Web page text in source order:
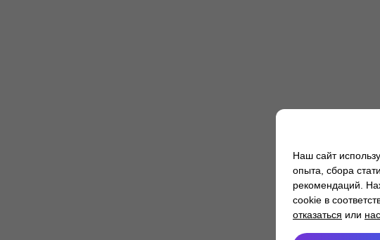
Наш сайт
опыта, сбора
рекомендаций.
cookie в
отказаться или